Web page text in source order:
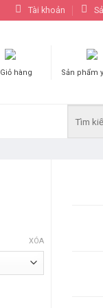
Tài khoản
Giỏ hàng Sản phẩm
XÓA